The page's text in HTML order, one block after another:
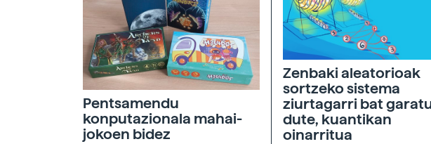
Pentsamendu
konputazionala mahai-
jokoen bidez
Zenbaki aleatorioak
sortzeko sistema
ziurtagarri bat
dute, kuantikan
oinarritua